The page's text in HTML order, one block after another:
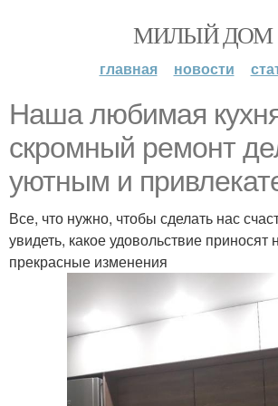
МИЛЫЙ ДОМ
главная новости
Наша любимая
скромный ремонт
уютным и
Все, что нужно, чтобы сделать нас
увидеть, какое удовольствие приносят
прекрасные изменения